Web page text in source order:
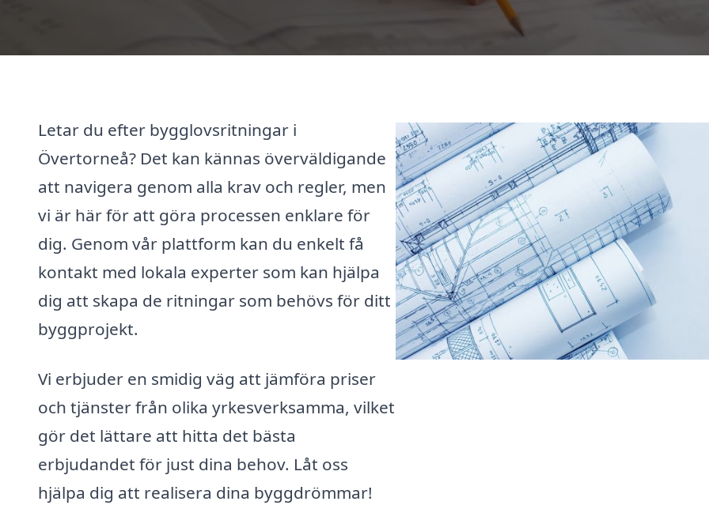
Letar du efter bygglovsritningar i
Övertorneå? Det kan kännas överväldigande
att navigera genom alla krav och regler, men
vi är här för att göra processen enklare för
dig. Genom vår plattform kan du enkelt få
kontakt med lokala experter som kan hjälpa
dig att skapa de ritningar som behövs för ditt
byggprojekt.
Vi erbjuder en smidig väg att jämföra priser
och tjänster från olika yrkesverksamma, vilket
gör det lättare att hitta det bästa
erbjudandet för just dina behov. Låt oss
hjälpa dig att realisera dina byggdrömmar!